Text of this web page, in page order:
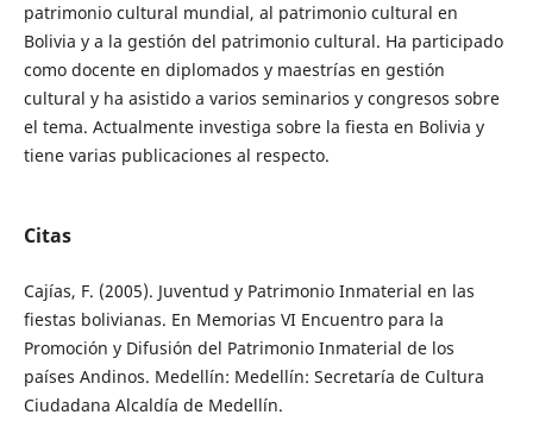
patrimonio cultural mundial, al patrimonio cultural en
Bolivia y a la gestión del patrimonio cultural. Ha participado
como docente en diplomados y maestrías en gestión
cultural y ha asistido a varios seminarios y congresos sobre
el tema. Actualmente investiga sobre la fiesta en Bolivia y
tiene varias publicaciones al respecto.
Citas
Cajías, F. (2005). Juventud y Patrimonio Inmaterial en las
fiestas bolivianas. En Memorias VI Encuentro para la
Promoción y Difusión del Patrimonio Inmaterial de los
países Andinos. Medellín: Medellín: Secretaría de Cultura
Ciudadana Alcaldía de Medellín.